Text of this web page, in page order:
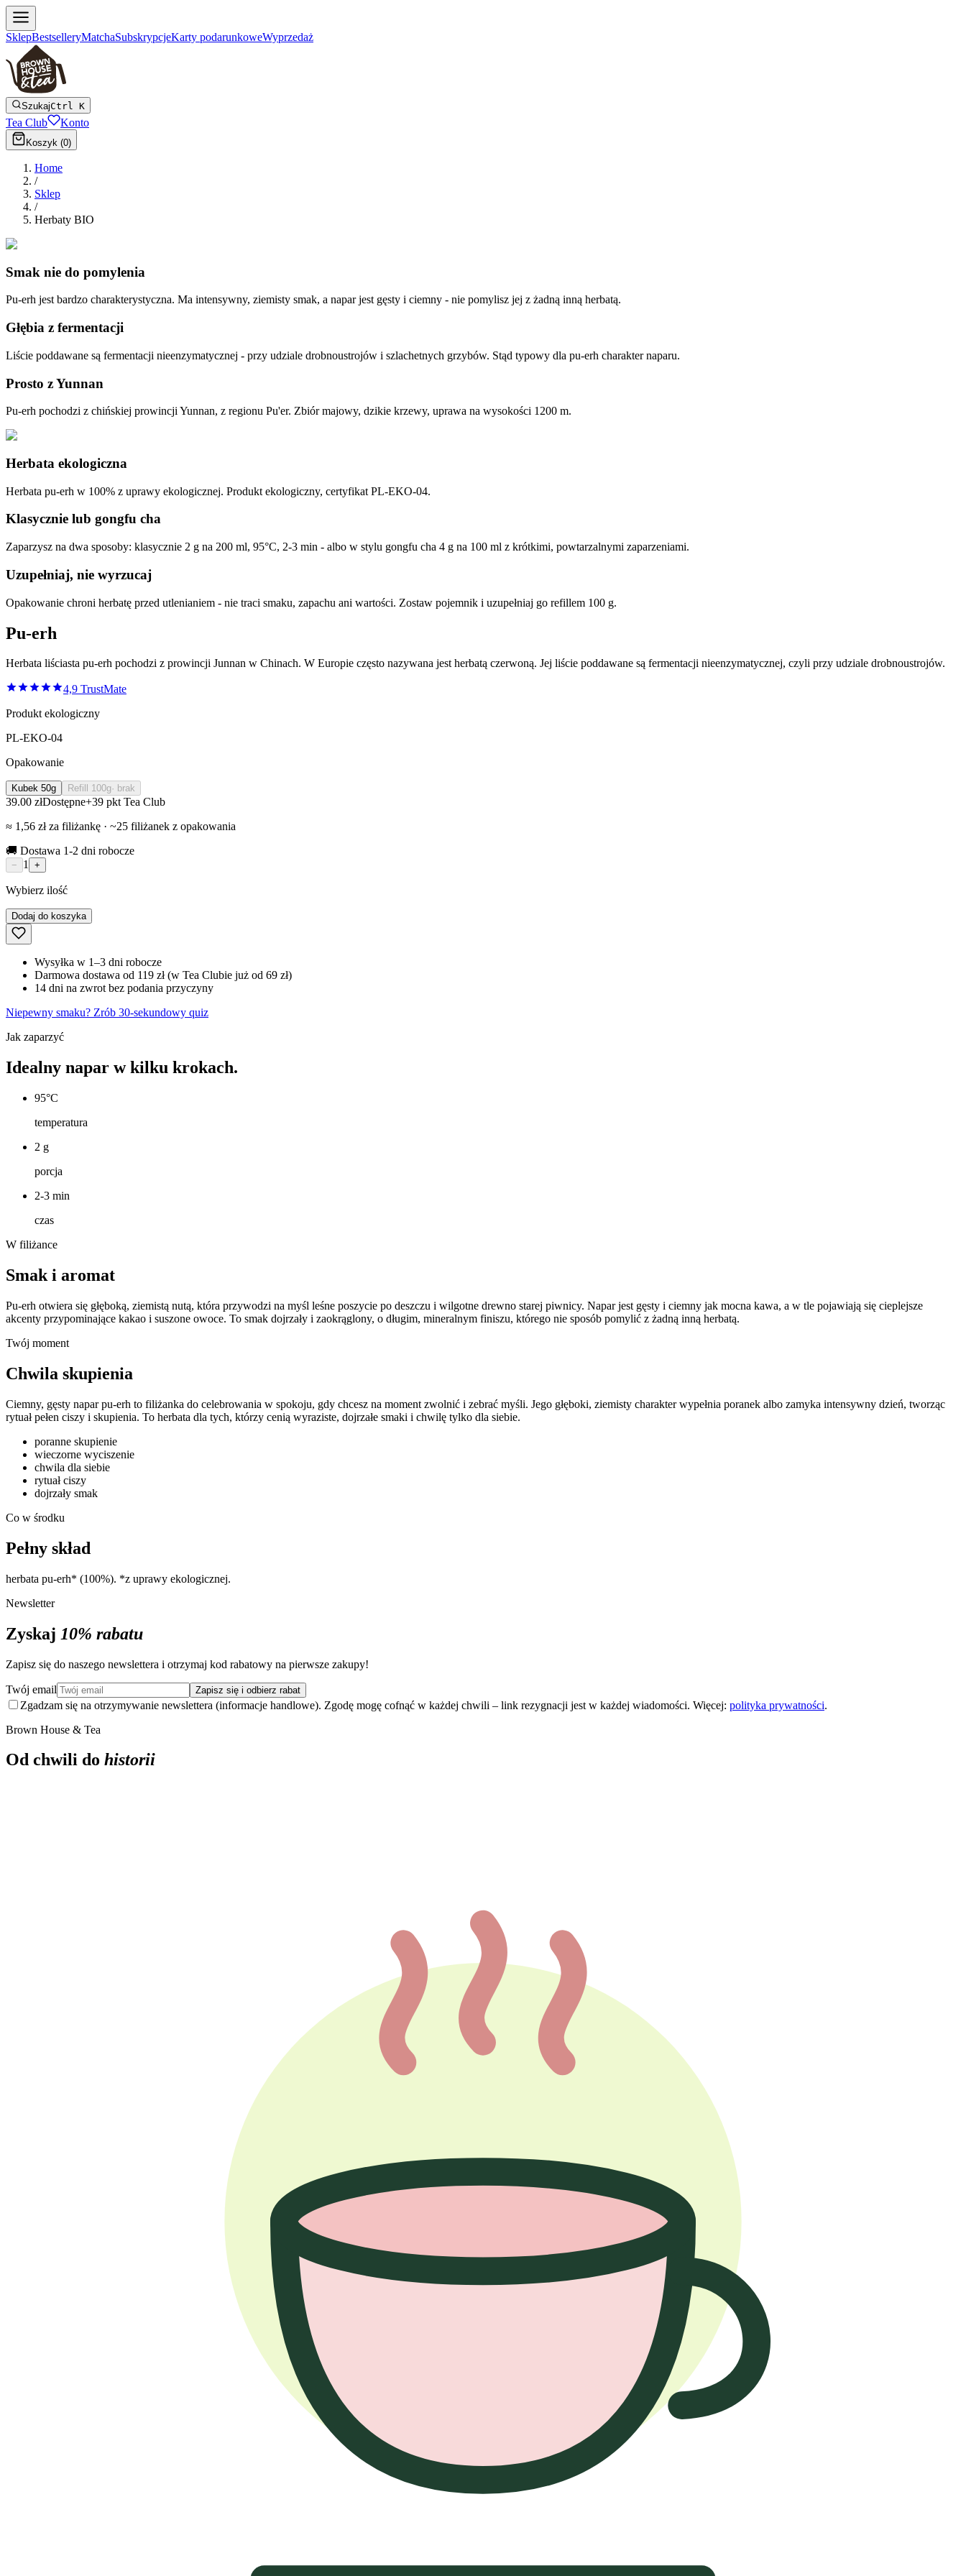
SklepBestselleryMatchaSubskrypcjeKarty podarunkoweWyprzedaż
SzukajCtrl K
Tea Club Konto
Koszyk (0)
Home
/
Sklep
/
Herbaty BIO
Smak nie do pomylenia
Pu-erh jest bardzo charakterystyczna. Ma intensywny, ziemisty smak, a napar jest gęsty i ciemny - nie pomylisz jej z żadną inną herbatą.
Głębia z fermentacji
Liście poddawane są fermentacji nieenzymatycznej - przy udziale drobnoustrojów i szlachetnych grzybów. Stąd typowy dla pu-erh charakter naparu.
Prosto z Yunnan
Pu-erh pochodzi z chińskiej prowincji Yunnan, z regionu Pu'er. Zbiór majowy, dzikie krzewy, uprawa na wysokości 1200 m.
Herbata ekologiczna
Herbata pu-erh w 100% z uprawy ekologicznej. Produkt ekologiczny, certyfikat PL-EKO-04.
Klasycznie lub gongfu cha
Zaparzysz na dwa sposoby: klasycznie 2 g na 200 ml, 95°C, 2-3 min - albo w stylu gongfu cha 4 g na 100 ml z krótkimi, powtarzalnymi zaparzeniami.
Uzupełniaj, nie wyrzucaj
Opakowanie chroni herbatę przed utlenianiem - nie traci smaku, zapachu ani wartości. Zostaw pojemnik i uzupełniaj go refillem 100 g.
Pu-erh
Herbata liściasta pu-erh pochodzi z prowincji Junnan w Chinach. W Europie często nazywana jest herbatą czerwoną. Jej liście poddawane są fermentacji nieenzymatycznej, czyli przy udziale drobnoustrojów.
4,9 TrustMate
Produkt ekologiczny
PL-EKO-04
Opakowanie
Kubek 50g Refill 100g· brak
39.00 złDostępne+39 pkt Tea Club
≈ 1,56 zł za filiżankę · ~25 filiżanek z opakowania
🚚 Dostawa 1-2 dni robocze
− 1 +
Wybierz ilość
Dodaj do koszyka
Wysyłka w 1–3 dni robocze
Darmowa dostawa od 119 zł (w Tea Clubie już od 69 zł)
14 dni na zwrot bez podania przyczyny
Niepewny smaku? Zrób 30-sekundowy quiz
Jak zaparzyć
Idealny napar w kilku krokach.
95°C
temperatura
2 g
porcja
2-3 min
czas
W filiżance
Smak i aromat
Pu-erh otwiera się głęboką, ziemistą nutą, która przywodzi na myśl leśne poszycie po deszczu i wilgotne drewno starej piwnicy. Napar jest gęsty i ciemny jak mocna kawa, a w tle pojawiają się cieplejsze
akcenty przypominające kakao i suszone owoce. To smak dojrzały i zaokrąglony, o długim, mineralnym finiszu, którego nie sposób pomylić z żadną inną herbatą.
Twój moment
Chwila skupienia
Ciemny, gęsty napar pu-erh to filiżanka do celebrowania w spokoju, gdy chcesz na moment zwolnić i zebrać myśli. Jego głęboki, ziemisty charakter wypełnia poranek albo zamyka intensywny dzień, tworząc
rytuał pełen ciszy i skupienia. To herbata dla tych, którzy cenią wyraziste, dojrzałe smaki i chwilę tylko dla siebie.
poranne skupienie
wieczorne wyciszenie
chwila dla siebie
rytuał ciszy
dojrzały smak
Co w środku
Pełny skład
herbata pu-erh* (100%). *z uprawy ekologicznej.
Newsletter
Zyskaj 10% rabatu
Zapisz się do naszego newslettera i otrzymaj kod rabatowy na pierwsze zakupy!
Twój email Zapisz się i odbierz rabat
Zgadzam się na otrzymywanie newslettera (informacje handlowe). Zgodę mogę cofnąć w każdej chwili – link rezygnacji jest w każdej wiadomości. Więcej: polityka prywatności.
Brown House & Tea
Od chwili do historii